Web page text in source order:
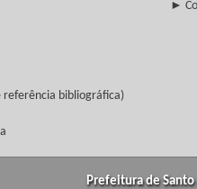
►
bibliográfica)
Prefeitura de